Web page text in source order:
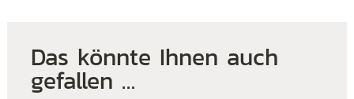
Das könnte Ihnen auch
gefallen …